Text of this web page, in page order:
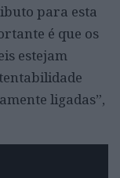
para esta
é que os
estejam
ligadas”,